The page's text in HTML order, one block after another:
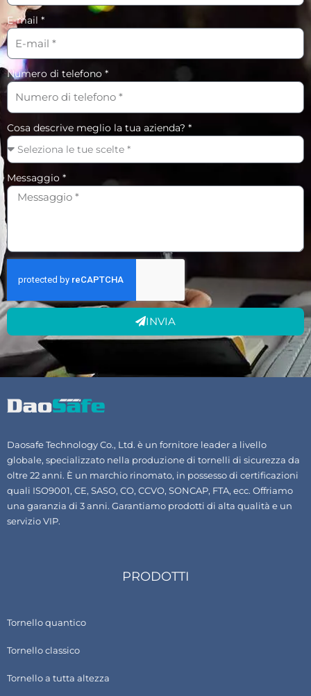
E-mail *
Numero di telefono *
Cosa descrive meglio la tua azienda? *
Messaggio *
INVIA
Daosafe Technology Co., Ltd. è un fornitore leader a livello
globale, specializzato nella produzione di tornelli di sicurezza da
oltre 22 anni. È un marchio rinomato, in possesso di certificazioni
quali ISO9001, CE, SASO, CO, CCVO, SONCAP, FTA, ecc. Offriamo
una garanzia di 3 anni. Garantiamo prodotti di alta qualità e un
servizio VIP.
PRODOTTI
Tornello quantico
Tornello classico
Tornello a tutta altezza